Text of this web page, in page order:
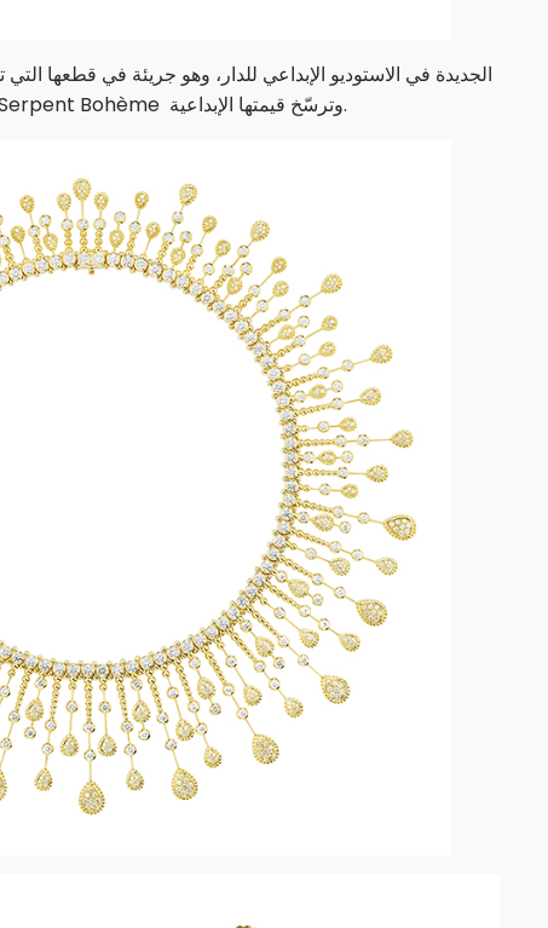
الأقراط المتباينة التي تتفتح خلف الأذن، والعقد المذهل بزخارفه المنعكسة على مدار 360 درجة. كلّها إبداعات مشعّة تعيد تعريف رموز Serpent Bohème وترسّخ قيمتها الإبداعية.